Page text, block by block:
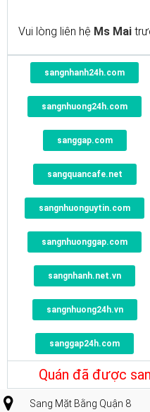
Vui lòng liên hệ Ms Mai
sangnhanh24h.com
sangnhuong24h.com
sanggap.com
sangquancafe.net
sangnhuonguytin.com
sangnhuonggap.com
sangnhanh.net.vn
sangnhuong24h.vn
sanggap24h.com
Quán đã được
Sang Mặt Bằng Quận 8